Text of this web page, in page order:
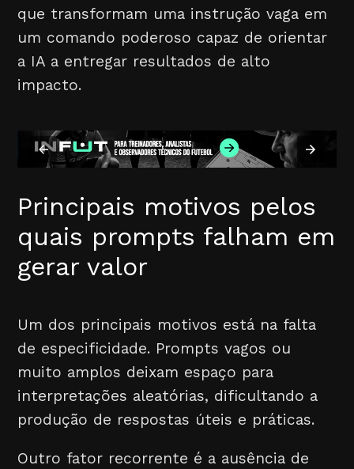
que transformam uma instrução vaga em
um comando poderoso capaz de orientar
a IA a entregar resultados de alto
impacto.
Principais motivos pelos
quais prompts falham em
gerar valor
Um dos principais motivos está na falta
de especificidade. Prompts vagos ou
muito amplos deixam espaço para
interpretações aleatórias, dificultando a
produção de respostas úteis e práticas.
Outro fator recorrente é a ausência de